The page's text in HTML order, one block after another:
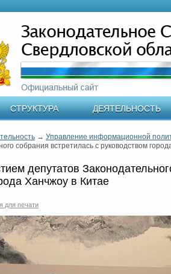
СТРУКТУРА ДЕЯТЕЛЬНОСТЬ
→ Управление информационной
собрания встретилась с руководством
депутатов
Ханчжоу в Китае
для печати